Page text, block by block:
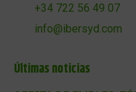
+34 722 56 49 07
info@ibersyd.com
Últimas noticias